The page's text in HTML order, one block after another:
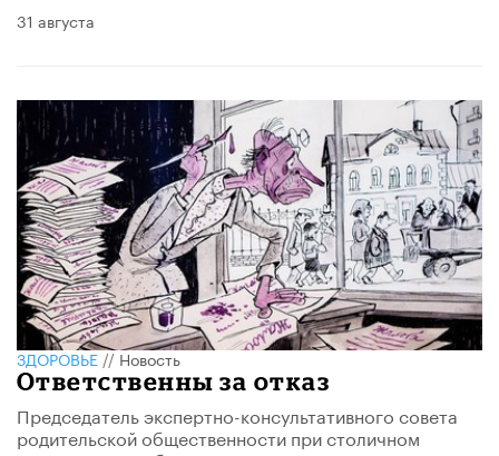
31 августа
ЗДОРОВЬЕ//Новость
Ответственны за отказ
Председатель экспертно-консультативного совета
родительской общественности при столичном